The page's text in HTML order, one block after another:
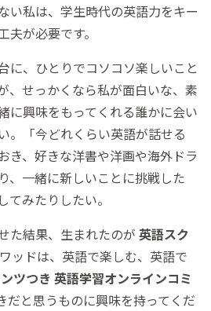
い私は、学生時代の英語力をキー
が必要です。
に、ひとりでコソコソ楽しいこと
、せっかくなら私が面白いな、素
に興味をもってくれる誰かに会い
。「今どれくらい英語が話せる
き、好きな洋書や洋画や海外ドラ
、一緒に新しいことに挑戦した
てみたりしたい。
た結果、生まれたのが 英語スク
ッドは、英語で楽しむ、英語で
ツつき 英語学習オンラインコミ
だと思うものに興味を持ってくだ